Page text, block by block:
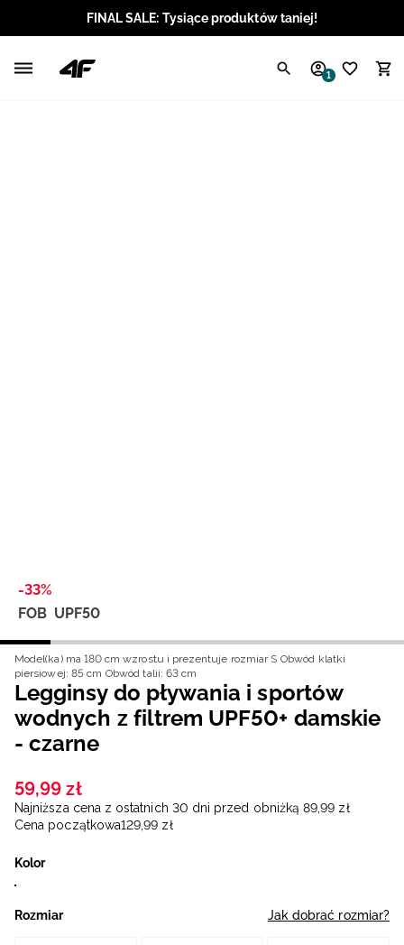
FINAL SALE: Tysiące produktów taniej!
1
-33%
FOB UPF50
Model(ka) ma 180 cm wzrostu i prezentuje rozmiar S Obwód klatki
piersiowej: 85 cm Obwód talii: 63 cm
Legginsy do pływania i sportów
wodnych z filtrem UPF50+ damskie
- czarne
59,99 zł
Najniższa cena z ostatnich 30 dni przed obniżką 89,99 zł
Cena początkowa129,99 zł
Kolor
Rozmiar Jak dobrać rozmiar?